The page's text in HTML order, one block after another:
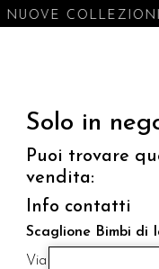
NUOVE
Solo in
Puoi trovare
vendita:
Info contatti
Scaglione Bimbi di
Via Luigi Mazzella,73